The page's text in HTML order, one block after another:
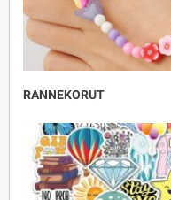
RANNEKORUT